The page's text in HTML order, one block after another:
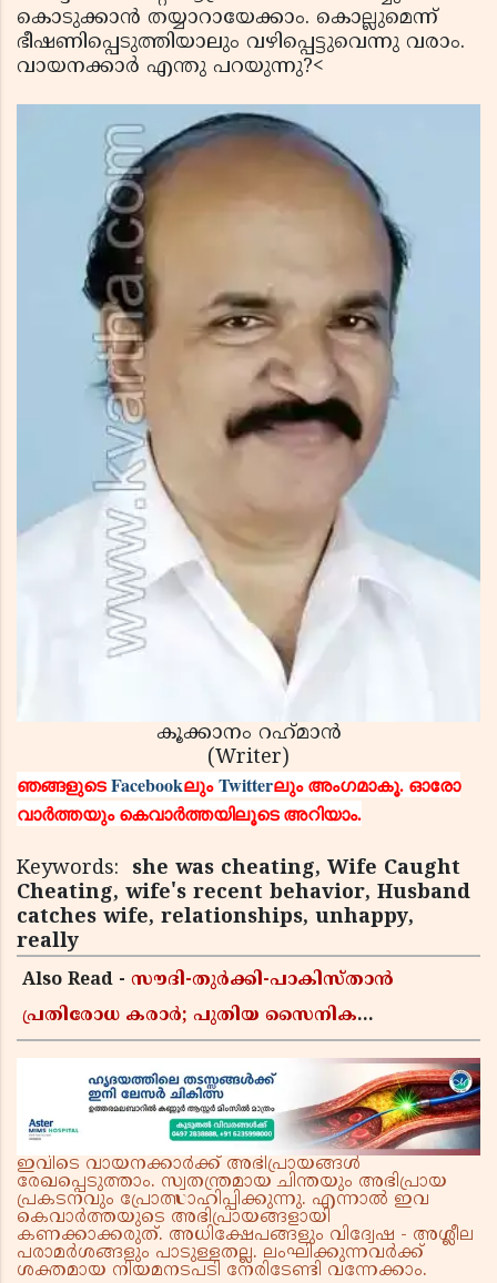
കൊടുക്കാന്‍ തയ്യാറായേക്കാം. കൊല്ലുമെന്ന്
ഭീഷണിപ്പെടുത്തിയാലും വഴിപ്പെട്ടുവെന്നു വരാം.
വായനക്കാര്‍ എന്തു പറയുന്നു?<
കൂക്കാനം റഹ്‌മാൻ
(Writer)
ഞങ്ങളുടെFacebookലുംTwitterലും അംഗമാകൂ. ഓരോ
വാര്‍ത്തയും കെവാര്‍ത്തയിലൂടെ അറിയാം.
Keywords: she was cheating, Wife Caught
Cheating, wife's recent behavior, Husband
catches wife, relationships, unhappy,
really
Also Read - സൗദി-തുർക്കി-പാകിസ്താൻ
പ്രതിരോധ കരാർ; പുതിയ സൈനിക
ഇവിടെ വായനക്കാർക്ക് അഭിപ്രായങ്ങൾ
രേഖപ്പെടുത്താം. സ്വതന്ത്രമായ ചിന്തയും അഭിപ്രായ
പ്രകടനവും പ്രോത്സാഹിപ്പിക്കുന്നു. എന്നാൽ ഇവ
കെവാർത്തയുടെ അഭിപ്രായങ്ങളായി
കണക്കാക്കരുത്. അധിക്ഷേപങ്ങളും വിദ്വേഷ - അശ്ലീല
പരാമർശങ്ങളും പാടുള്ളതല്ല. ലംഘിക്കുന്നവർക്ക്
ശക്തമായ നിയമനടപടി നേരിടേണ്ടി വന്നേക്കാം.